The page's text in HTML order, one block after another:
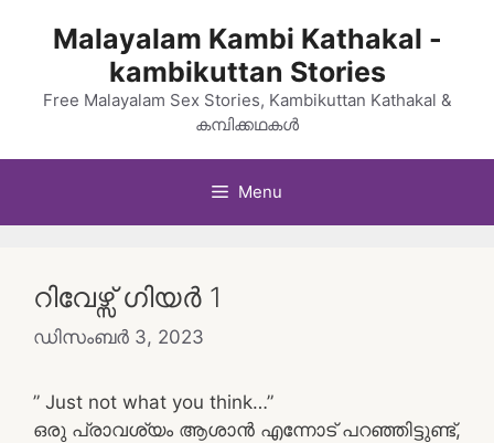
Malayalam Kambi Kathakal -
kambikuttan Stories
Free Malayalam Sex Stories, Kambikuttan Kathakal &
കമ്പിക്കഥകൾ
Menu
റിവേഴ്സ് ഗിയർ 1
ഡിസംബർ 3, 2023
” Just not what you think…”
ഒരു പ്രാവശ്യം ആശാൻ എന്നോട് പറഞ്ഞിട്ടുണ്ട്,